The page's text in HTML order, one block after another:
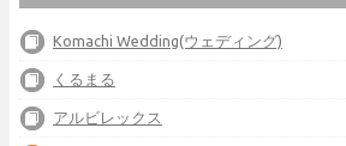
Komachi Wedding(ウェディング)
くるまる
アルビレックス